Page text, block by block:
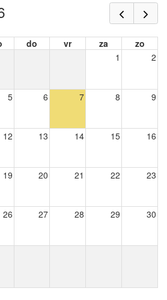
do vr za
zo
1
2
5 6 7 8 9
12 13 14 15 16
19 20 21 22 23
26 27 28 29 30